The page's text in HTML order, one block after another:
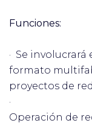
Funciones:
· Se
formato
proyectos de
·
Operación de